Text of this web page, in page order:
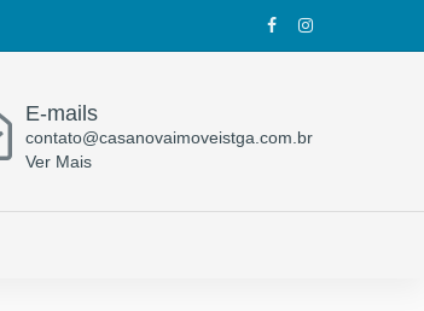
E-mails
contato@casanovaimoveistga.com.br
Ver Mais